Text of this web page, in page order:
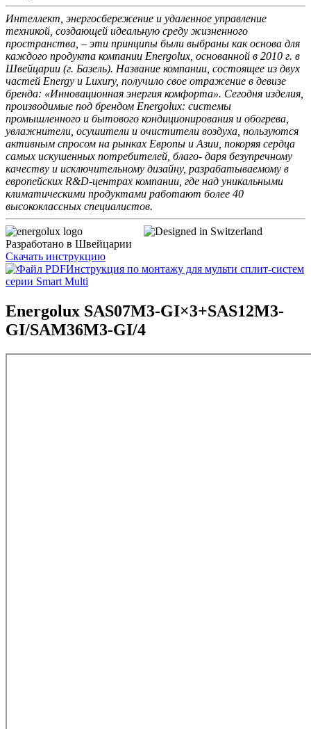
Интеллект, энергосбережение и удаленное управление
техникой, создающей идеальную среду жизненного
пространства, – эти принципы были выбраны как основа для
каждого продукта компании Energolux, основанной в 2010 г. в
Швейцарии (г. Базель). Название компании, состоящее из двух
частей Energy и Luxury, получило свое отражение в девизе
бренда: «Инновационная энергия комфорта». Сегодня изделия,
производимые под брендом Energolux: системы
промышленного и бытового кондиционирования и обогрева,
увлажнители, осушители и очистители воздуха, пользуются
активным спросом на рынках Европы и Азии, покоряя сердца
самых искушенных потребителей, благо- даря безупречному
качеству и исключительному дизайну, разрабатываемому в
европейских R&D-центрах компании, где над уникальными
климатическими продуктами работают более 40
высококлассных специалистов.
Разработано в Швейцарии
Скачать инструкцию
Инструкция по монтажу для мульти сплит-систем
серии Smart Multi
Energolux SAS07M3-GI×3+SAS12M3-
GI/SAM36M3-GI/4